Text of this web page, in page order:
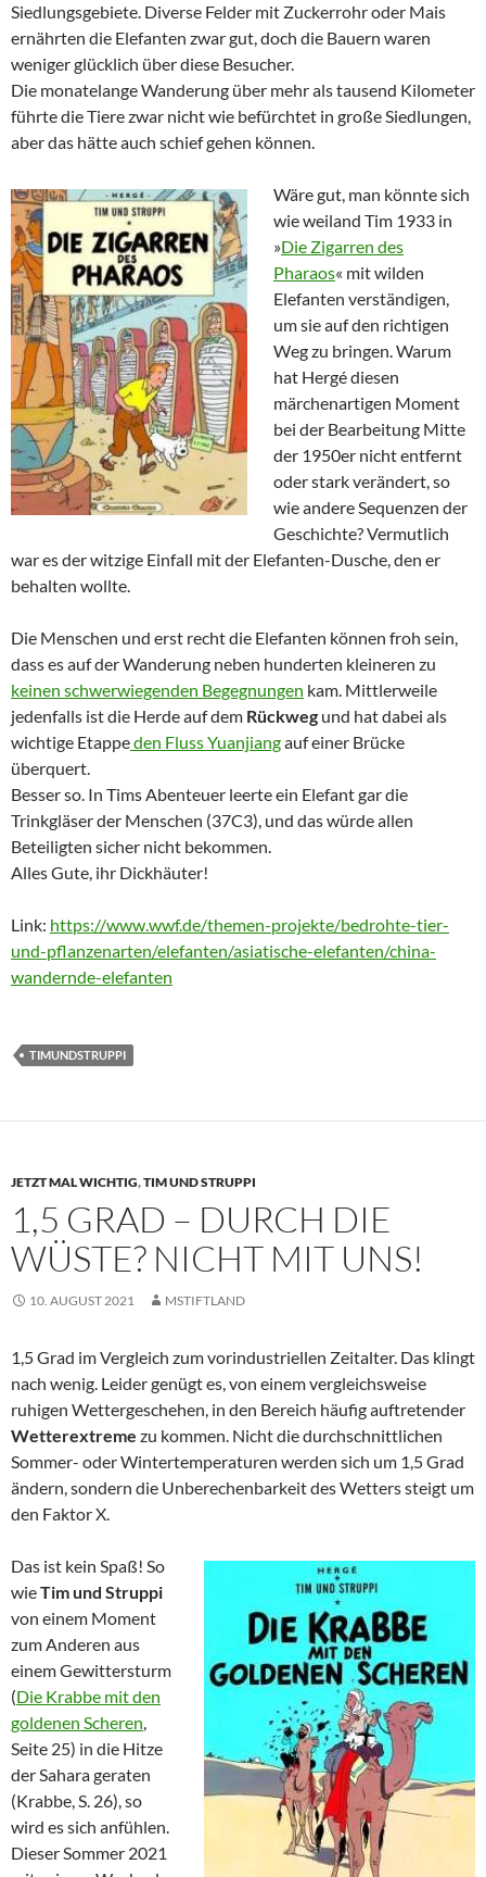
Siedlungsgebiete. Diverse Felder mit Zuckerrohr oder Mais
ernährten die Elefanten zwar gut, doch die Bauern waren
weniger glücklich über diese Besucher.
Die monatelange Wanderung über mehr als tausend Kilometer
führte die Tiere zwar nicht wie befürchtet in große Siedlungen,
aber das hätte auch schief gehen können.
Wäre gut, man könnte sich
wie weiland Tim 1933 in
»Die Zigarren des
Pharaos« mit wilden
Elefanten verständigen,
um sie auf den richtigen
Weg zu bringen. Warum
hat Hergé diesen
märchenartigen Moment
bei der Bearbeitung Mitte
der 1950er nicht entfernt
oder stark verändert, so
wie andere Sequenzen der
Geschichte? Vermutlich
war es der witzige Einfall mit der Elefanten-Dusche, den er
behalten wollte.
Die Menschen und erst recht die Elefanten können froh sein,
dass es auf der Wanderung neben hunderten kleineren zu
keinen schwerwiegenden Begegnungen kam. Mittlerweile
jedenfalls ist die Herde auf dem Rückweg und hat dabei als
wichtige Etappeden Fluss Yuanjiangauf einer Brücke
überquert.
Besser so. In Tims Abenteuer leerte ein Elefant gar die
Trinkgläser der Menschen (37C3), und das würde allen
Beteiligten sicher nicht bekommen.
Alles Gute, ihr Dickhäuter!
Link: https://www.wwf.de/themen-projekte/bedrohte-tier-
und-pflanzenarten/elefanten/asiatische-elefanten/china-
wandernde-elefanten
TIMUNDSTRUPPI
JETZT MAL WICHTIG,TIM UND STRUPPI
1,5 GRAD – DURCH DIE
WÜSTE? NICHT MIT UNS!
10. AUGUST 2021 MSTIFTLAND
1,5 Grad im Vergleich zum vorindustriellen Zeitalter. Das klingt
nach wenig. Leider genügt es, von einem vergleichsweise
ruhigen Wettergeschehen, in den Bereich häufig auftretender
Wetterextreme zu kommen. Nicht die durchschnittlichen
Sommer- oder Wintertemperaturen werden sich um 1,5 Grad
ändern, sondern die Unberechenbarkeit des Wetters steigt um
den Faktor X.
Das ist kein Spaß! So
wieTim und Struppi
von einem Moment
zum Anderen aus
einem Gewittersturm
(Die Krabbe mit den
goldenen Scheren,
Seite 25) in die Hitze
der Sahara geraten
(Krabbe, S. 26), so
wird es sich anfühlen.
Dieser Sommer 2021